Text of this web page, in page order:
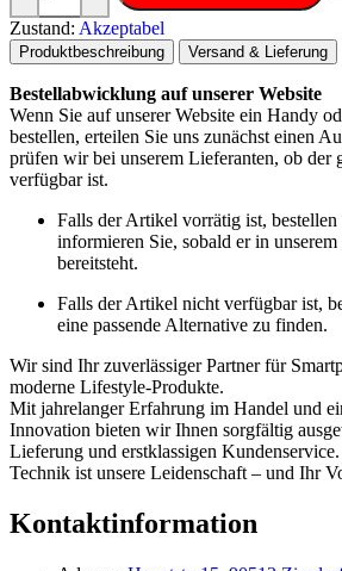
Zustand: Akzeptabel
Produktbeschreibung Versand & Lieferung
Bestellabwicklung auf unserer Website
Wenn Sie auf unserer Website ein Handy
bestellen, erteilen Sie uns zunächst einen
prüfen wir bei unserem Lieferanten, ob der
verfügbar ist.
Falls der Artikel vorrätig ist,
informieren Sie, sobald er in
bereitsteht.
Falls der Artikel nicht verfügbar ist,
eine passende Alternative zu finden.
Wir sind Ihr zuverlässiger Partner für
moderne Lifestyle-Produkte.
Mit jahrelanger Erfahrung im Handel und
Innovation bieten wir Ihnen sorgfältig
Lieferung und erstklassigen Kundenservice.
Technik ist unsere Leidenschaft – und Ihr
Kontaktinformation